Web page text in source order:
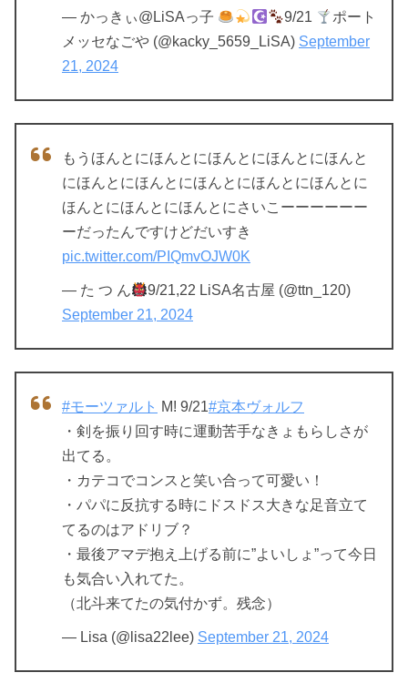
— かっきぃ@LiSAっ子 9/21
ポート
メッセなごや (@kacky_5659_LiSA) September
21, 2024
もうほんとにほんとにほんとにほんとにほんと
にほんとにほんとにほんとにほんとにほんとに
ほんとにほんとにほんとにさいこーーーーーー
ーだったんですけどだいすき
pic.twitter.com/PIQmvOJW0K
— た つ ん
9/21,22 LiSA名古屋 (@ttn_120)
September 21, 2024
#モーツァルト M! 9/21#京本ヴォルフ
・剣を振り回す時に運動苦手なきょもらしさが
出てる。
・カテコでコンスと笑い合って可愛い！
・パパに反抗する時にドスドス大きな足音立て
てるのはアドリブ？
・最後アマデ抱え上げる前に”よいしょ”って今日
も気合い入れてた。
（北斗来てたの気付かず。残念）
— Lisa (@lisa22lee) September 21, 2024